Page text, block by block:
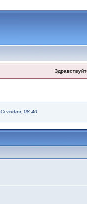
Сегодня, 08:40